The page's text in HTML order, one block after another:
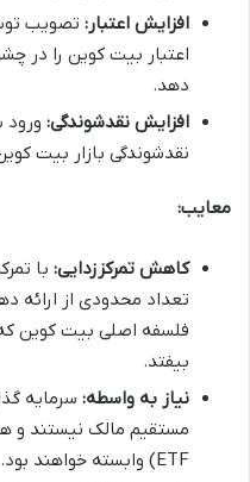
افزایش اعتبار:
اعتبار بیت کوین را در
دهد.
افزایش نقدشوندگی: ورود
نقدشوندگی بازار بیت
معایب:
کاهش تمرکززدایی: با
فلسفه اصلی بیت کوین
بیفتد.
نیاز به واسطه:
مستقیم مالک نیستند و
ETF) وابسته خواهند بود.